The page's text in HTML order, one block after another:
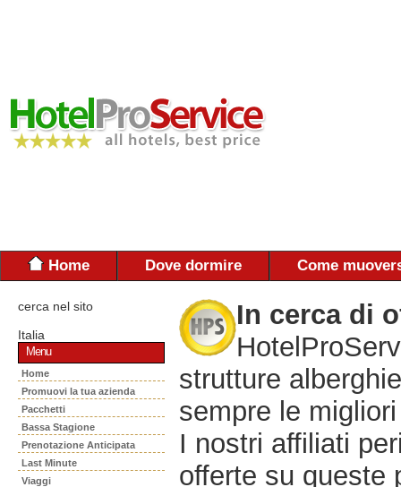
Home Dove dormire Come
cerca nel sito
Italia
Menu
Home
Promuovi la tua azienda
Pacchetti
Bassa Stagione
Prenotazione Anticipata
Last Minute
Viaggi
In cerca di
strutture
sempre le
I nostri affiliati
offerte su queste